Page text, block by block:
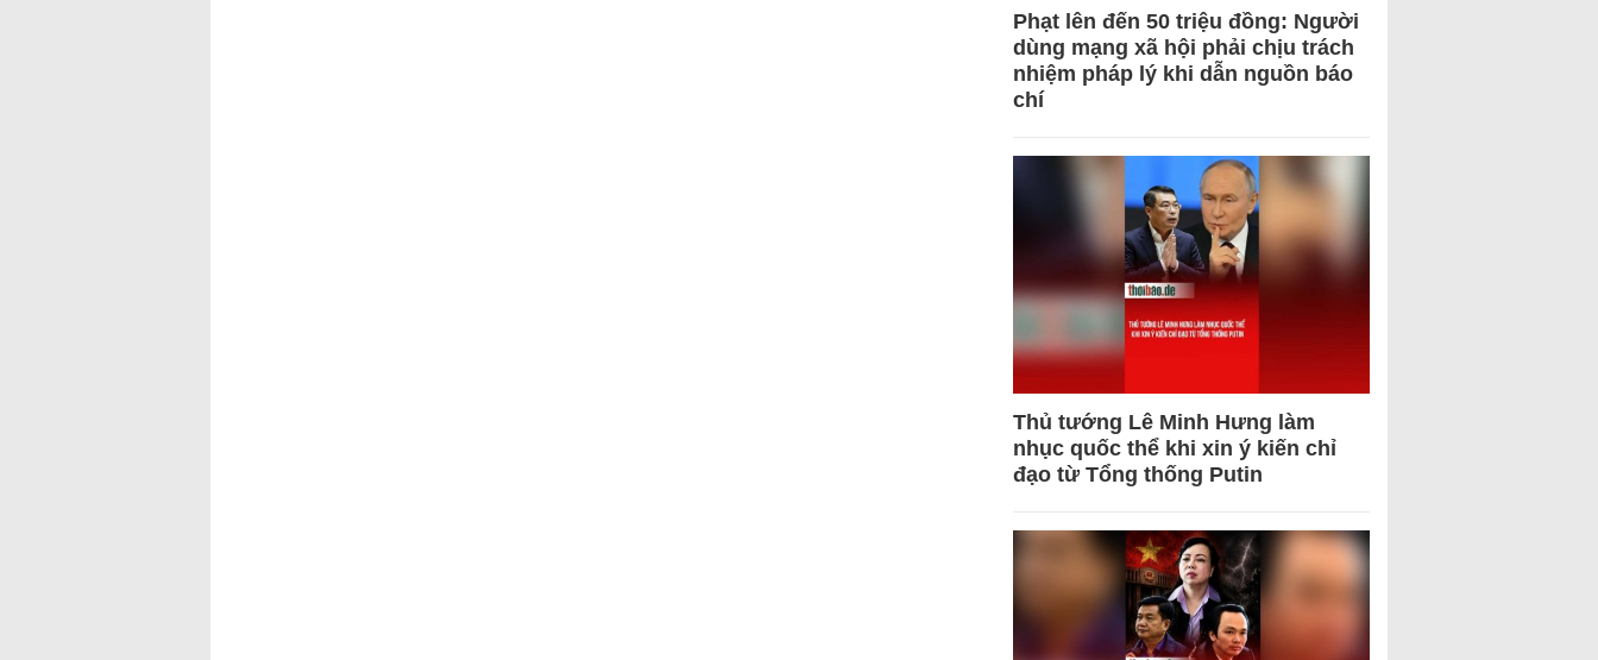
Phạt lên đến 50 triệu đồng: Người
dùng mạng xã hội phải chịu trách
nhiệm pháp lý khi dẫn nguồn báo
chí
Thủ tướng Lê Minh Hưng làm
nhục quốc thể khi xin ý kiến chỉ
đạo từ Tổng thống Putin